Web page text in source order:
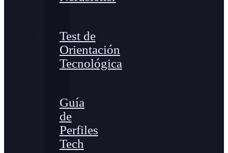
Test de
Orientación
Tecnológica
Guía
de
Perfiles
Tech